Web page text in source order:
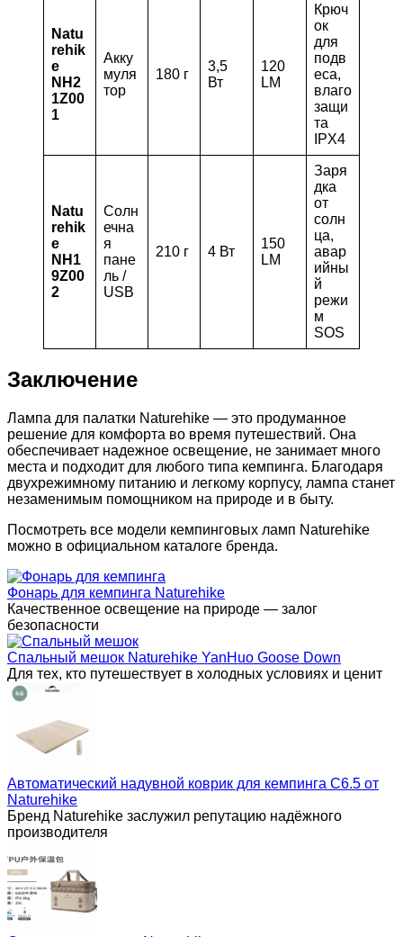
Natu
rehik
e
NH2
1Z00
1
Акку
муля
тор
180 г
3,5
Вт
120
LM
Крюч
ок
для
подв
еса,
влаго
защи
та
IPX4
Natu
rehik
e
NH1
9Z00
2
Солн
ечна
я
пане
ль /
USB
210 г 4 Вт
150
LM
Заря
дка
от
солн
ца,
авар
ийны
й
режи
м
SOS
Заключение
Лампа для палатки Naturehike — это продуманное
решение для комфорта во время путешествий. Она
обеспечивает надежное освещение, не занимает много
места и подходит для любого типа кемпинга. Благодаря
двухрежимному питанию и легкому корпусу, лампа станет
незаменимым помощником на природе и в быту.
Посмотреть все модели кемпинговых ламп Naturehike
можно в официальном каталоге бренда.
Фонарь для кемпинга Naturehike
Качественное освещение на природе — залог
безопасности
Спальный мешок Naturehike YanHuo Goose Down
Для тех, кто путешествует в холодных условиях и ценит
Автоматический надувной коврик для кемпинга C6.5 от
Naturehike
Бренд Naturehike заслужил репутацию надёжного
производителя